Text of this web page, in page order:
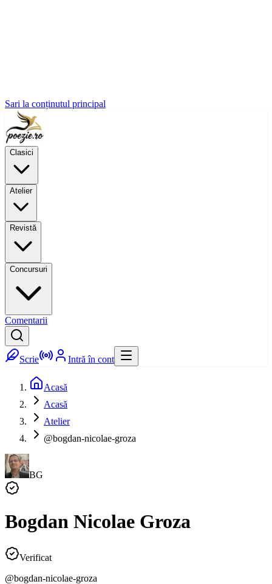
Sari la conținutul principal
Clasici
Atelier
Revistă
Concursuri
Comentarii
Scrie Intră în cont
Acasă
Acasă
Atelier
@bogdan-nicolae-groza
BG
Bogdan Nicolae Groza
Verificat
@bogdan-nicolae-groza